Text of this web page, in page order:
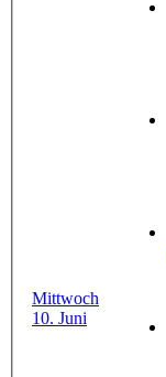
Mittwoch
10. Juni